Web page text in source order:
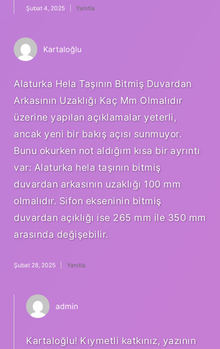
Şubat 4, 2025 Yanıtla
Kartaloğlu
Alaturka Hela Taşının Bitmiş Duvardan
Arkasının Uzaklığı Kaç Mm Olmalıdır
üzerine yapılan açıklamalar yeterli,
ancak yeni bir bakış açısı sunmuyor.
Bunu okurken not aldığım kısa bir ayrıntı
var: Alaturka hela taşının bitmiş
duvardan arkasının uzaklığı 100 mm
olmalıdır. Sifon ekseninin bitmiş
duvardan açıklığı ise 265 mm ile 350 mm
arasında değişebilir.
Şubat 28, 2025 Yanıtla
admin
Kartaloğlu! Kıymetli katkınız, yazının